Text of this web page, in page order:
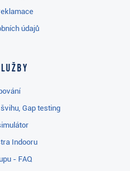
údajů
Gap testing
Indooru
- FAQ